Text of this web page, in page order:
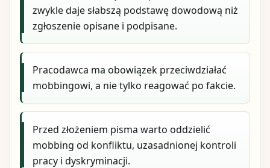
zwykle daje słabszą podstawę dowodową niż
zgłoszenie opisane i podpisane.
Pracodawca ma obowiązek przeciwdziałać
mobbingowi, a nie tylko reagować po fakcie.
Przed złożeniem pisma warto oddzielić
mobbing od konfliktu, uzasadnionej kontroli
pracy i dyskryminacji.